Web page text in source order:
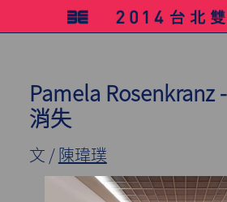
Pamela Rosenkranz
消失
文 / 陳瑋璞